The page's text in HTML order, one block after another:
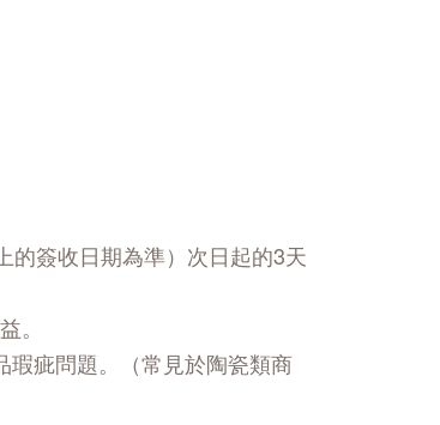
的簽收日期為準）次日起的3天
。
疵問題。（常見於陶瓷類商